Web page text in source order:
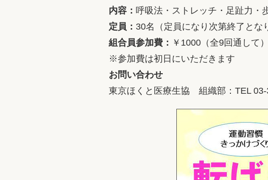
内容： 呼吸法・ストレッチ・足趾力・
定員： 30名（定員になり次第終了とな
組合員参加費： ￥1000（全9回通して）
※参加費は初日にいただきます
お問い合わせ
東京ほくと医療生協 組織部：TEL